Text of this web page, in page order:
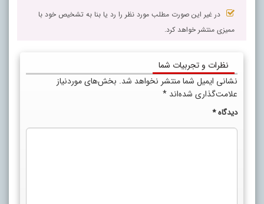
در غیر این صورت مطلب مورد نظر را رد یا بنا به تشخیص خود با
ممیزی منتشر خواهد کرد.
نظرات و تجربیات شما
نشانی ایمیل شما منتشر نخواهد شد. بخش‌های موردنیاز
علامت‌گذاری شده‌اند *
دیدگاه*